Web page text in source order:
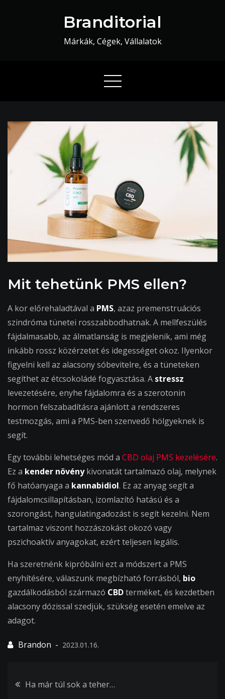
Branditorial
Márkák, Cégek, Vállalatok
Mit tehetünk PMS ellen?
A kor előrehaladtával a PMS, azaz premenstruációs
szindróma tünetei rosszabbodhatnak. A mellfeszülés
fájdalmasabb, az álmatlanság is megjelenik, ami még
inkább rossz közérzetet és idegességet okoz. Ilyenkor
figyelni kell az alacsony sóbevitelre, és a tüneteken
segíthet az étcsokoládé fogyasztása. A stressz
levezetésére, enyhe fájdalomra és a szerotonin
hormon felszabadításra ajánlott a rendszeres
testmozgás, ami a PMS-ben szenvedő hölgyeknek is
segít.
Egy további lehetséges mód a CBD olaj PMS kezelésére.
Ez a kender növénykivonatát tartalmazó olaj, melynek
fő hatóanyaga a kannabidiol. Ez az anyag segít a
fájdalomcsillapításban, izomlazító hatású és a
szorongást, hangulatingadozást is segít kezelni. Nem
tartalmaz viszont hozzászokást okozó vagy
pszichoaktív anyagokat, ezért teljesen legális.
Ha szeretnénk kipróbálni ezt a módszert a PMS
enyhítésére, válaszunk megbízható forrásból, bio
gazdálkodásból származó CBDterméket, és kezdetben
alacsony dózissal szedjük, szükség esetén emelve az
adagot.
2023.01.16.
Bejegyzés
Ha már túl sok a teher…